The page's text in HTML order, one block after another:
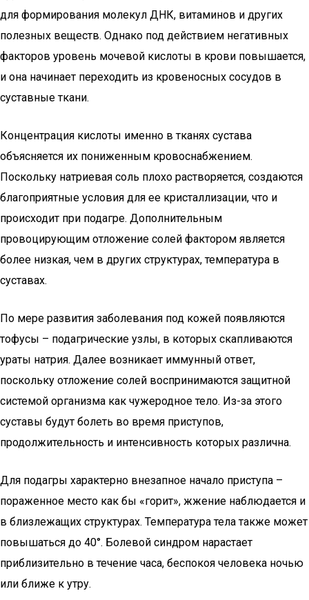
для формирования молекул ДНК, витаминов и других
полезных веществ. Однако под действием негативных
факторов уровень мочевой кислоты в крови повышается,
и она начинает переходить из кровеносных сосудов в
суставные ткани.
Концентрация кислоты именно в тканях сустава
объясняется их пониженным кровоснабжением.
Поскольку натриевая соль плохо растворяется, создаются
благоприятные условия для ее кристаллизации, что и
происходит при подагре. Дополнительным
провоцирующим отложение солей фактором является
более низкая, чем в других структурах, температура в
суставах.
По мере развития заболевания под кожей появляются
тофусы – подагрические узлы, в которых скапливаются
ураты натрия. Далее возникает иммунный ответ,
поскольку отложение солей воспринимаются защитной
системой организма как чужеродное тело. Из-за этого
суставы будут болеть во время приступов,
продолжительность и интенсивность которых различна.
Для подагры характерно внезапное начало приступа –
пораженное место как бы «горит», жжение наблюдается и
в близлежащих структурах. Температура тела также может
повышаться до 40°. Болевой синдром нарастает
приблизительно в течение часа, беспокоя человека ночью
или ближе к утру.